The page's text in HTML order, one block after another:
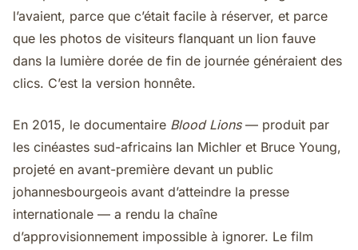
l’avaient, parce que c’était facile à réserver, et parce
que les photos de visiteurs flanquant un lion fauve
dans la lumière dorée de fin de journée généraient des
clics. C’est la version honnête.
En 2015, le documentaire Blood Lions— produit par
les cinéastes sud-africains Ian Michler et Bruce Young,
projeté en avant-première devant un public
johannesbourgeois avant d’atteindre la presse
internationale — a rendu la chaîne
d’approvisionnement impossible à ignorer. Le film